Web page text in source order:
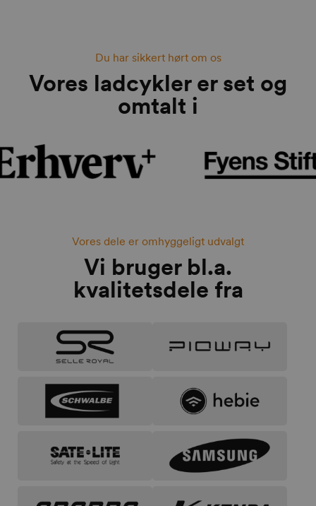
Du har sikkert hørt om os
Vores ladcykler er set og
omtalt i
Vores dele er omhyggeligt udvalgt
Vi bruger bl.a.
kvalitetsdele fra